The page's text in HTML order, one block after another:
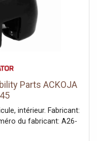
Parts ACKOJA
intérieur. Fabricant:
du fabricant: A26-